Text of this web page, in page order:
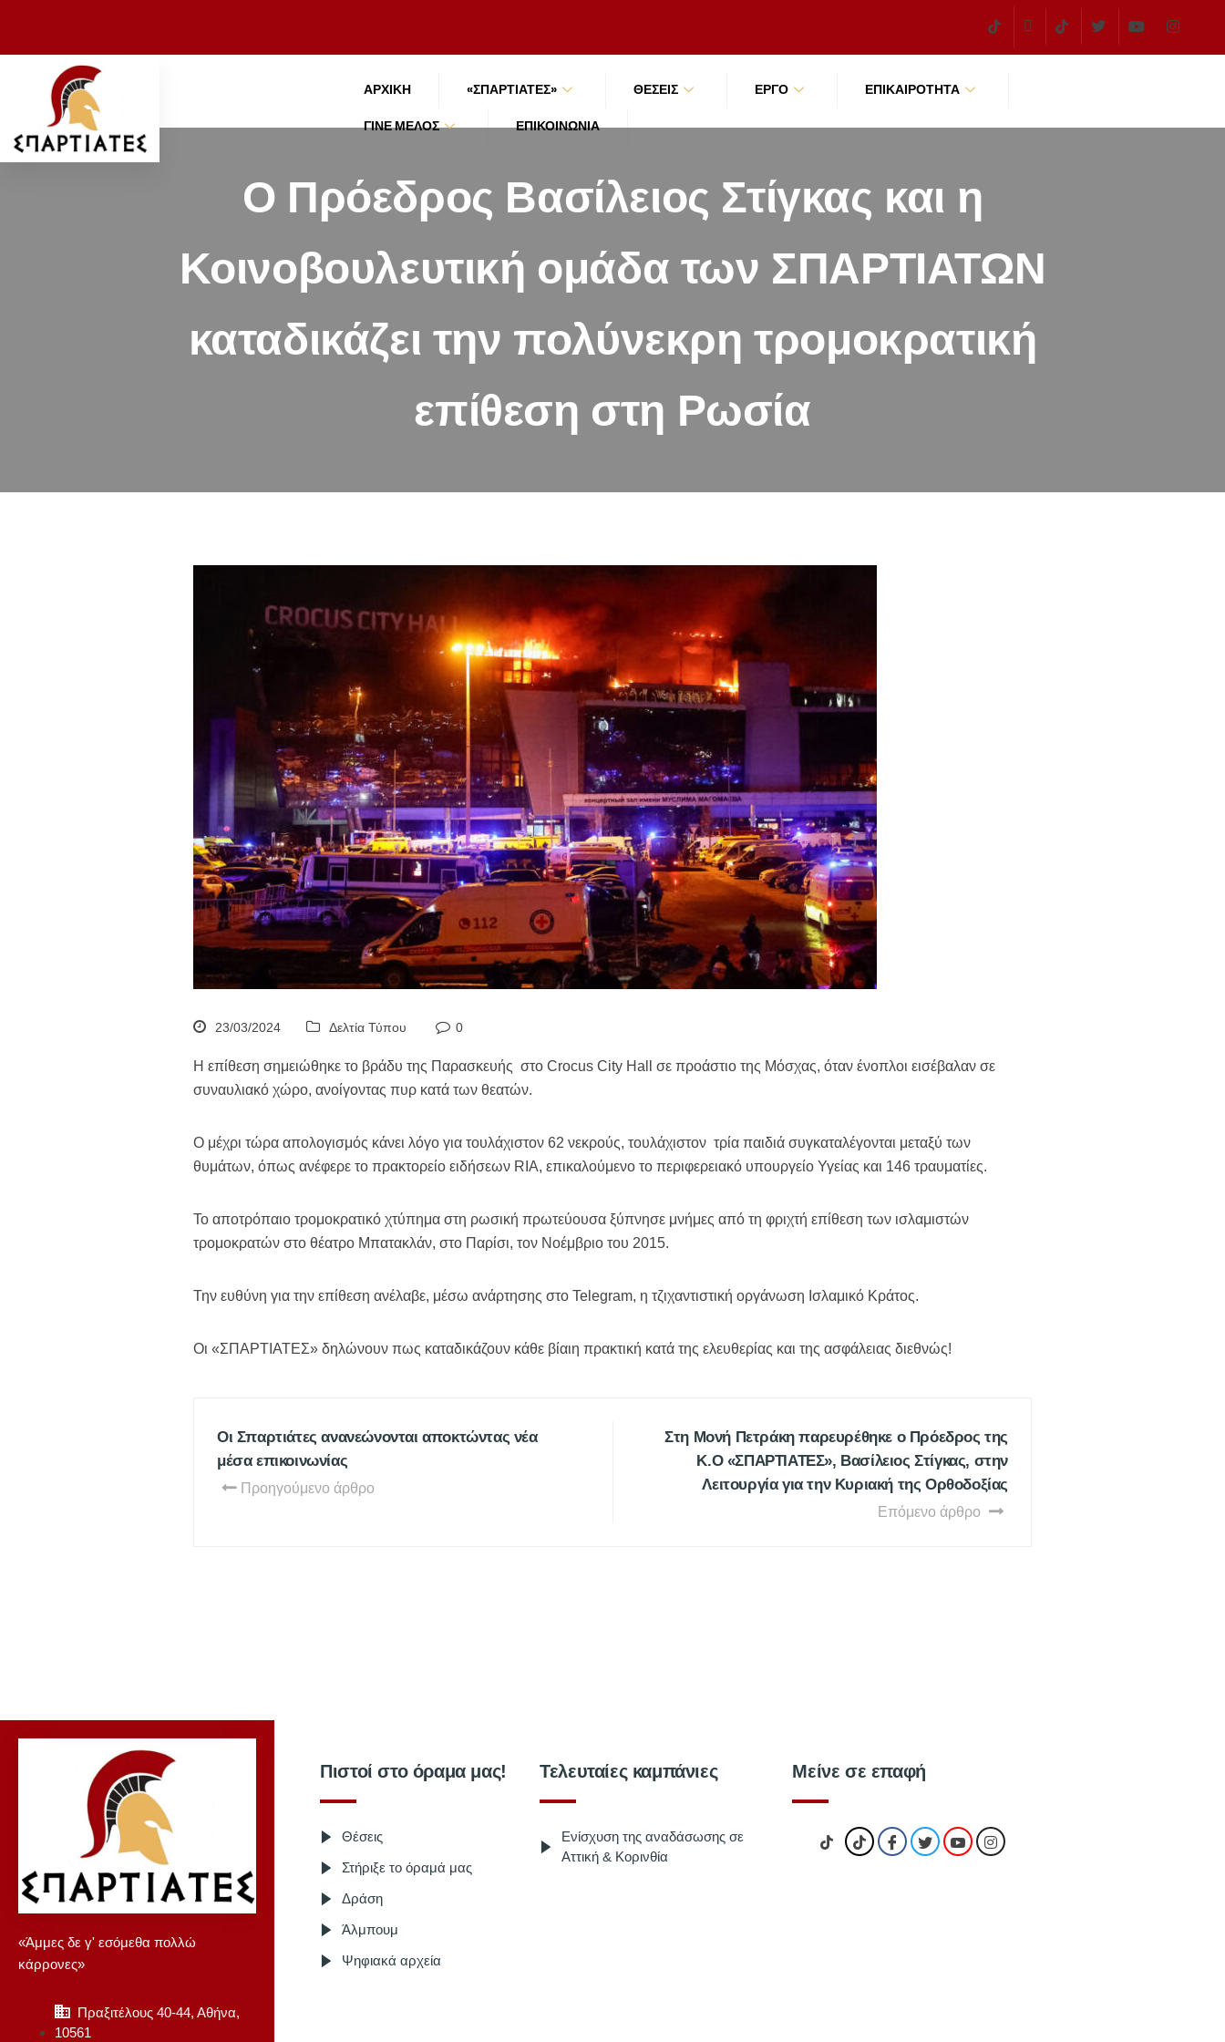
ΑΡΧΙΚΉ «ΣΠΑΡΤΙΑΤΕΣ» ΘΕΣΕΙΣ ΕΡΓΟ
ΕΠΙΚΑΙΡΌΤΗΤΑ
ΓΊΝΕ ΜΈΛΟΣ
ΕΠΙΚΟΙΝΩΝΊΑ
Ο Πρόεδρος Βασίλειος Στίγκας και η
Κοινοβουλευτική ομάδα των ΣΠΑΡΤΙΑΤΩΝ
καταδικάζει την πολύνεκρη τρομοκρατική
επίθεση στη Ρωσία
23/03/2024 Δελτία Τύπου 0
Η επίθεση σημειώθηκε το βράδυ της Παρασκευής στο Crocus City Hall σε προάστιο της Μόσχας, όταν ένοπλοι εισέβαλαν σε
συναυλιακό χώρο, ανοίγοντας πυρ κατά των θεατών.
Ο μέχρι τώρα απολογισμός κάνει λόγο για τουλάχιστον 62 νεκρούς, τουλάχιστον τρία παιδιά συγκαταλέγονται μεταξύ των
θυμάτων, όπως ανέφερε το πρακτορείο ειδήσεων RIA, επικαλούμενο το περιφερειακό υπουργείο Υγείας και 146 τραυματίες.
Το αποτρόπαιο τρομοκρατικό χτύπημα στη ρωσική πρωτεύουσα ξύπνησε μνήμες από τη φριχτή επίθεση των ισλαμιστών
τρομοκρατών στο θέατρο Μπατακλάν, στο Παρίσι, τον Νοέμβριο του 2015.
Την ευθύνη για την επίθεση ανέλαβε, μέσω ανάρτησης στο Telegram, η τζιχαντιστική οργάνωση Ισλαμικό Κράτος.
Οι «ΣΠΑΡΤΙΑΤΕΣ» δηλώνουν πως καταδικάζουν κάθε βίαιη πρακτική κατά της ελευθερίας και της ασφάλειας διεθνώς!
Οι Σπαρτιάτες ανανεώνονται αποκτώντας νέα
μέσα επικοινωνίας
Προηγούμενο άρθρο
Στη Μονή Πετράκη παρευρέθηκε ο Πρόεδρος της
Κ.Ο «ΣΠΑΡΤΙΑΤΕΣ», Βασίλειος Στίγκας, στην
Λειτουργία για την Κυριακή της Ορθοδοξίας
Επόμενο άρθρο
«Άμμες δε γ' εσόμεθα πολλώ
κάρρονες»
Πραξιτέλους 40-44, Αθήνα,
10561
Πιστοί στο όραμα μας!
Θέσεις
Στήριξε το όραμά μας
Δράση
Άλμπουμ
Ψηφιακά αρχεία
Τελευταίες καμπάνιες
Ενίσχυση της αναδάσωσης σε
Αττική & Κορινθία
Μείνε σε επαφή